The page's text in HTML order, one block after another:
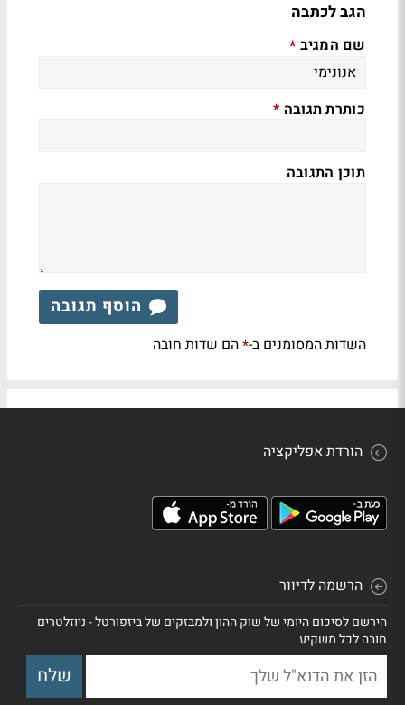
הגב לכתבה
שם המגיב *
כותרת תגובה *
תוכן התגובה
הוסף תגובה
השדות המסומנים ב-*הם שדות חובה
הורדת אפליקציה
הרשמה לדיוור
הירשם לסיכום היומי של שוק ההון ולמבזקים של ביזפורטל - ניוזלטרים
חובה לכל משקיע